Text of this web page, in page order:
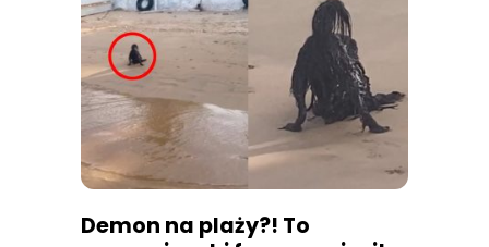
Demon na plaży?! To